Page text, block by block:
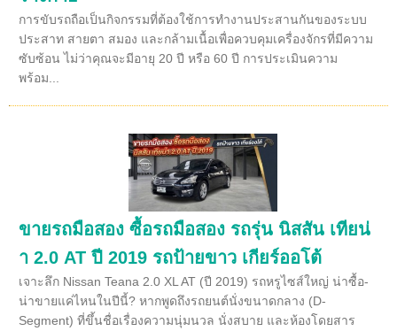
การขับรถถือเป็นกิจกรรมที่ต้องใช้การทำงานประสานกันของระบบ
ประสาท สายตา สมอง และกล้ามเนื้อเพื่อควบคุมเครื่องจักรที่มีความ
ซับซ้อน ไม่ว่าคุณจะมีอายุ 20 ปี หรือ 60 ปี การประเมินความ
พร้อม...
ขายรถมือสอง ซื้อรถมือสอง รถรุ่น นิสสัน เทียน่
า 2.0 AT ปี 2019 รถป้ายขาว เกียร์ออโต้
เจาะลึก Nissan Teana 2.0 XL AT (ปี 2019) รถหรูไซส์ใหญ่ น่าซื้อ-
น่าขายแค่ไหนในปีนี้? หากพูดถึงรถยนต์นั่งขนาดกลาง (D-
Segment) ที่ขึ้นชื่อเรื่องความนุ่มนวล นั่งสบาย และห้องโดยสาร